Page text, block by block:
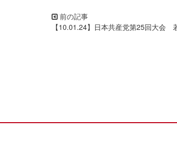
【10.01.24】日本共産党第25回大会